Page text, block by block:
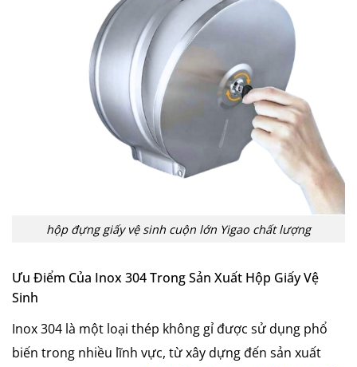
hộp đựng giấy vệ sinh cuộn lớn Yigao chất lượng
Ưu Điểm Của Inox 304 Trong Sản Xuất Hộp Giấy Vệ
Sinh
Inox 304 là một loại thép không gỉ được sử dụng phổ
biến trong nhiều lĩnh vực, từ xây dựng đến sản xuất